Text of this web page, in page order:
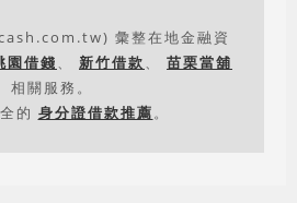
彙整在地金融資
園借錢、 新竹借款、 苗栗當舖
相關服務。
的 身分證借款推薦。